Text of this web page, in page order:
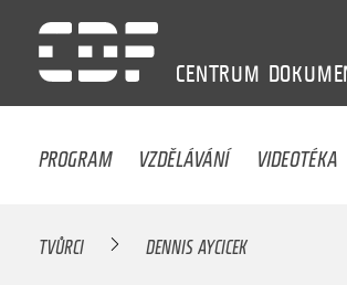
CENTRUM
PROGRAM VZDĚLÁVÁNÍ VIDEOTÉKA
TVŮRCI DENNIS AYCICEK